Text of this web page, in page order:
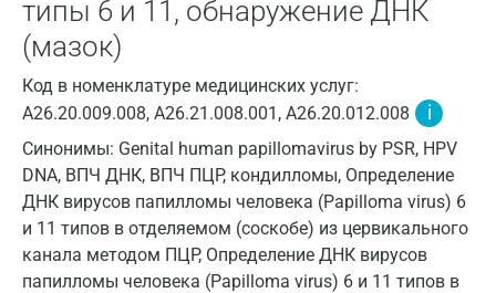
типы 6 и 11, обнаружение ДНК
(мазок)
Код в номенклатуре медицинских услуг:
A26.20.009.008, A26.21.008.001, A26.20.012.008
i
Синонимы: Genital human papillomavirus by PSR, HPV
DNA, ВПЧ ДНК, ВПЧ ПЦР, кондилломы, Определение
ДНК вирусов папилломы человека (Papilloma virus) 6
и 11 типов в отделяемом (соскобе) из цервикального
канала методом ПЦР, Определение ДНК вирусов
папилломы человека (Papilloma virus) 6 и 11 типов в